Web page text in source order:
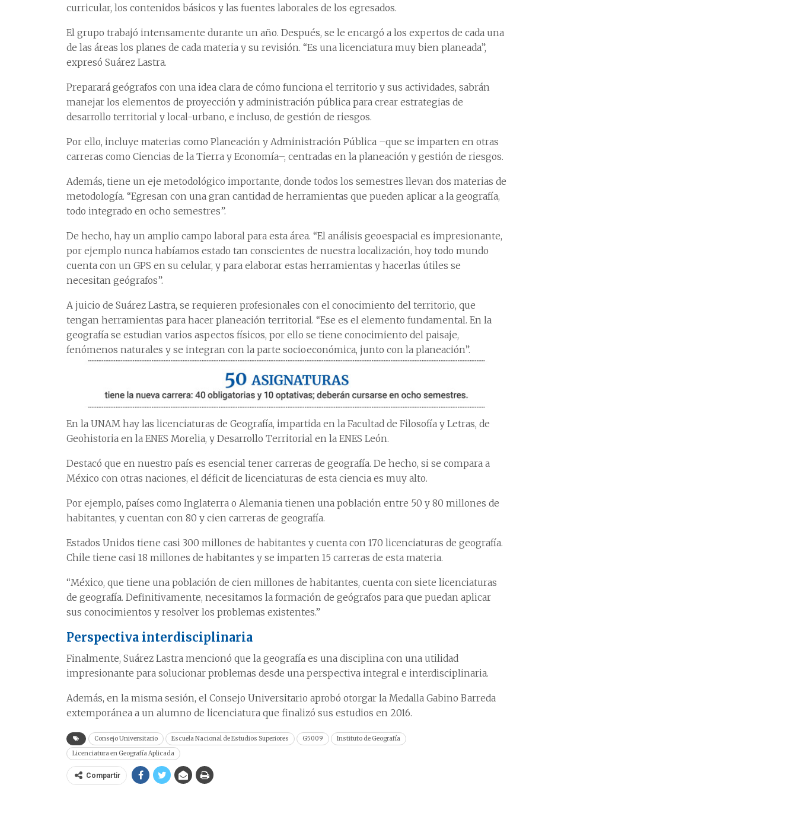
curricular, los contenidos básicos y las fuentes laborales de los egresados.
El grupo trabajó intensamente durante un año. Después, se le encargó a los expertos de cada una
de las áreas los planes de cada materia y su revisión. “Es una licenciatura muy bien planeada”,
expresó Suárez Lastra.
Preparará geógrafos con una idea clara de cómo funciona el territorio y sus actividades, sabrán
manejar los elementos de proyección y administración pública para crear estrategias de
desarrollo territorial y local-urbano, e incluso, de gestión de riesgos.
Por ello, incluye materias como Planeación y Administración Pública –que se imparten en otras
carreras como Ciencias de la Tierra y Economía–, centradas en la planeación y gestión de riesgos.
Además, tiene un eje metodológico importante, donde todos los semestres llevan dos materias de
metodología. “Egresan con una gran cantidad de herramientas que pueden aplicar a la geografía,
todo integrado en ocho semestres”.
De hecho, hay un amplio campo laboral para esta área. “El análisis geoespacial es impresionante,
por ejemplo nunca habíamos estado tan conscientes de nuestra localización, hoy todo mundo
cuenta con un GPS en su celular, y para elaborar estas herramientas y hacerlas útiles se
necesitan geógrafos”.
A juicio de Suárez Lastra, se requieren profesionales con el conocimiento del territorio, que
tengan herramientas para hacer planeación territorial. “Ese es el elemento fundamental. En la
geografía se estudian varios aspectos físicos, por ello se tiene conocimiento del paisaje,
fenómenos naturales y se integran con la parte socioeconómica, junto con la planeación”.
En la UNAM hay las licenciaturas de Geografía, impartida en la Facultad de Filosofía y Letras, de
Geohistoria en la ENES Morelia, y Desarrollo Territorial en la ENES León.
Destacó que en nuestro país es esencial tener carreras de geografía. De hecho, si se compara a
México con otras naciones, el déficit de licenciaturas de esta ciencia es muy alto.
Por ejemplo, países como Inglaterra o Alemania tienen una población entre 50 y 80 millones de
habitantes, y cuentan con 80 y cien carreras de geografía.
Estados Unidos tiene casi 300 millones de habitantes y cuenta con 170 licenciaturas de geografía.
Chile tiene casi 18 millones de habitantes y se imparten 15 carreras de esta materia.
“México, que tiene una población de cien millones de habitantes, cuenta con siete licenciaturas
de geografía. Definitivamente, necesitamos la formación de geógrafos para que puedan aplicar
sus conocimientos y resolver los problemas existentes.”
Perspectiva interdisciplinaria
Finalmente, Suárez Lastra mencionó que la geografía es una disciplina con una utilidad
impresionante para solucionar problemas desde una perspectiva integral e interdisciplinaria.
Además, en la misma sesión, el Consejo Universitario aprobó otorgar la Medalla Gabino Barreda
extemporánea a un alumno de licenciatura que finalizó sus estudios en 2016.
Consejo Universitario Escuela Nacional de Estudios Superiores G5009
Instituto de Geografía
Licenciatura en Geografía Aplicada
Compartir